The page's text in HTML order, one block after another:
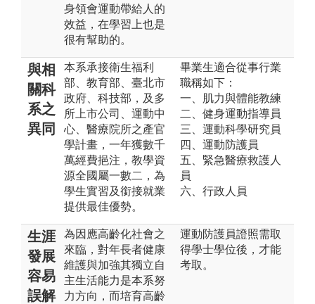
身領會運動帶給人的
效益，在學習上也是
很有幫助的。
與相
關科
系之
異同
本系承接衛生福利
部、教育部、臺北市
政府、科技部，及多
所上市公司、運動中
心、醫療院所之產官
學計畫，一年獲數千
萬經費挹注，教學資
源全國屬一數二，為
學生實習及銜接就業
提供最佳優勢。
畢業生適合從事行業
職稱如下：
一、肌力與體能教練
二、健身運動指導員
三、運動科學研究員
四、運動防護員
五、緊急醫療救護人
員
六、行政人員
生涯
發展
容易
誤解
為因應高齡化社會之
來臨，對年長者健康
維護與加強其獨立自
主生活能力是本系努
力方向，而培育高齡
運動防護員證照需取
得學士學位後，才能
考取。